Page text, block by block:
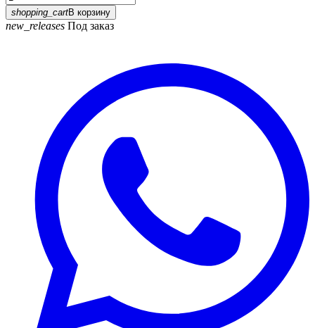
shopping_cartВ корзину
new_releases Под заказ